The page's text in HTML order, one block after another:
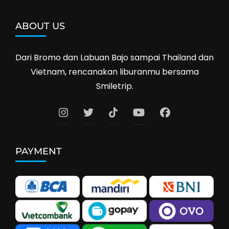
ABOUT US
Dari Bromo dan Labuan Bajo sampai Thailand dan
Vietnam, rencanakan liburanmu bersama
Smiletrip.
PAYMENT